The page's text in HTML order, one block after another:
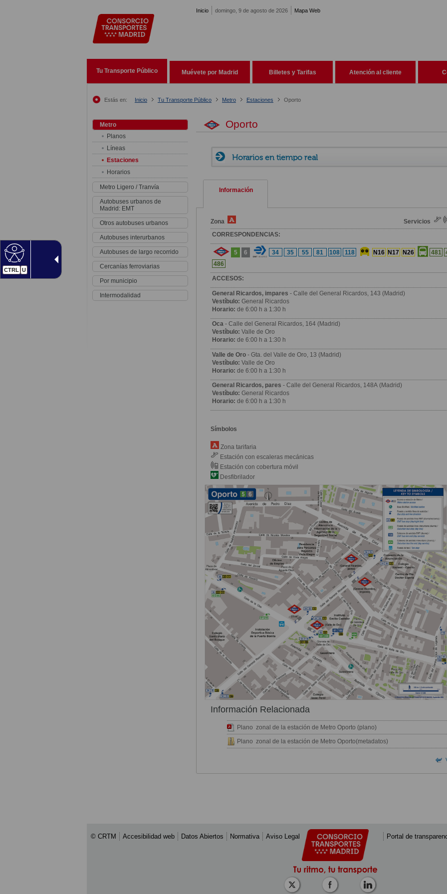
CTRL U
Inicio domingo, 9 de agosto de 2026 Mapa Web
Tu Transporte Público Muévete por Madrid Billetes y Tarifas Atención al cliente
Estás en: Inicio Tu Transporte Público Metro Estaciones Oporto
Metro
Planos
Líneas
Estaciones
Horarios
Metro Ligero / Tranvía
Autobuses urbanos de
Madrid: EMT
Otros autobuses urbanos
Autobuses interurbanos
Autobuses de largo recorrido
Cercanías ferroviarias
Por municipio
Intermodalidad
Oporto
Horarios en tiempo real
Información
Zona
Servicios
CORRESPONDENCIAS:
5 6 34 35 55 81 108 118 N16 N17 N26 481
486
ACCESOS:
General Ricardos, impares - Calle del General Ricardos, 143 (Madrid)
Vestíbulo: General Ricardos
Horario: de 6:00 h a 1:30 h
Oca - Calle del General Ricardos, 164 (Madrid)
Vestíbulo: Valle de Oro
Horario: de 6:00 h a 1:30 h
Valle de Oro - Gta. del Valle de Oro, 13 (Madrid)
Vestíbulo: Valle de Oro
Horario: de 6:00 h a 1:30 h
General Ricardos, pares - Calle del General Ricardos, 148A (Madrid)
Vestíbulo: General Ricardos
Horario: de 6:00 h a 1:30 h
Símbolos
Zona tarifaria
Estación con escaleras mecánicas
Estación con cobertura móvil
Desfibrilador
Información Relacionada
Plano zonal de la estación de Metro Oporto (plano)
Plano zonal de la estación de Metro Oporto(metadatos)
© CRTM Accesibilidad web Datos Abiertos Normativa Aviso Legal Portal de